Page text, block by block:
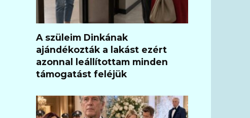
A szüleim Dinkának
ajándékozták a lakást ezért
azonnal leállítottam minden
támogatást feléjük